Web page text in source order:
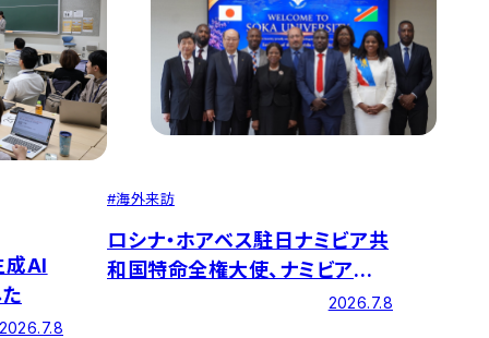
成AI
#海外来訪
ロシナ・ホアベス駐日ナミビア共
和国特命全権大使、ナミビア大
学ケネス・マテング副総長(学長)
2026.7.8